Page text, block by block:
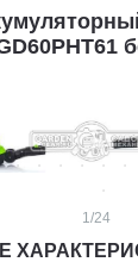
1/24